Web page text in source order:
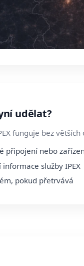
udělat?
funguje bez
připojení nebo
služby IPEX
pokud přetrvává